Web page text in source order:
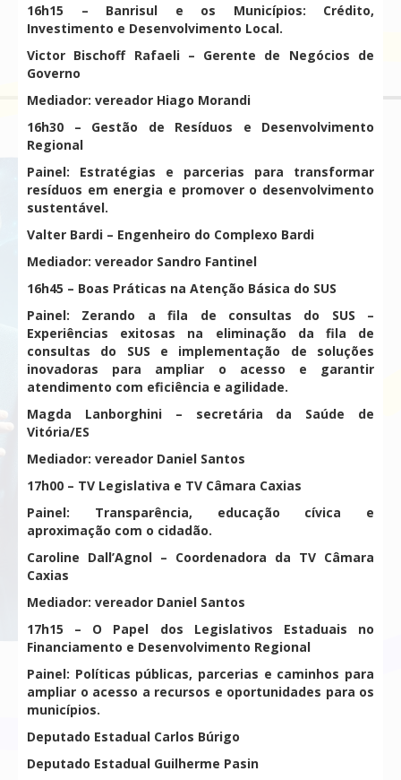
16h15 – Banrisul e os Municípios: Crédito,
Investimento e Desenvolvimento Local.
Victor Bischoff Rafaeli – Gerente de Negócios de
Governo
Mediador: vereador Hiago Morandi
16h30 – Gestão de Resíduos e Desenvolvimento
Regional
Painel: Estratégias e parcerias para transformar
resíduos em energia e promover o desenvolvimento
sustentável.
Valter Bardi – Engenheiro do Complexo Bardi
Mediador: vereador Sandro Fantinel
16h45 – Boas Práticas na Atenção Básica do SUS
Painel: Zerando a fila de consultas do SUS –
Experiências exitosas na eliminação da fila de
consultas do SUS e implementação de soluções
inovadoras para ampliar o acesso e garantir
atendimento com eficiência e agilidade.
Magda Lanborghini – secretária da Saúde de
Vitória/ES
Mediador: vereador Daniel Santos
17h00 – TV Legislativa e TV Câmara Caxias
Painel: Transparência, educação cívica e
aproximação com o cidadão.
Caroline Dall’Agnol – Coordenadora da TV Câmara
Caxias
Mediador: vereador Daniel Santos
17h15 – O Papel dos Legislativos Estaduais no
Financiamento e Desenvolvimento Regional
Painel: Políticas públicas, parcerias e caminhos para
ampliar o acesso a recursos e oportunidades para os
municípios.
Deputado Estadual Carlos Búrigo
Deputado Estadual Guilherme Pasin